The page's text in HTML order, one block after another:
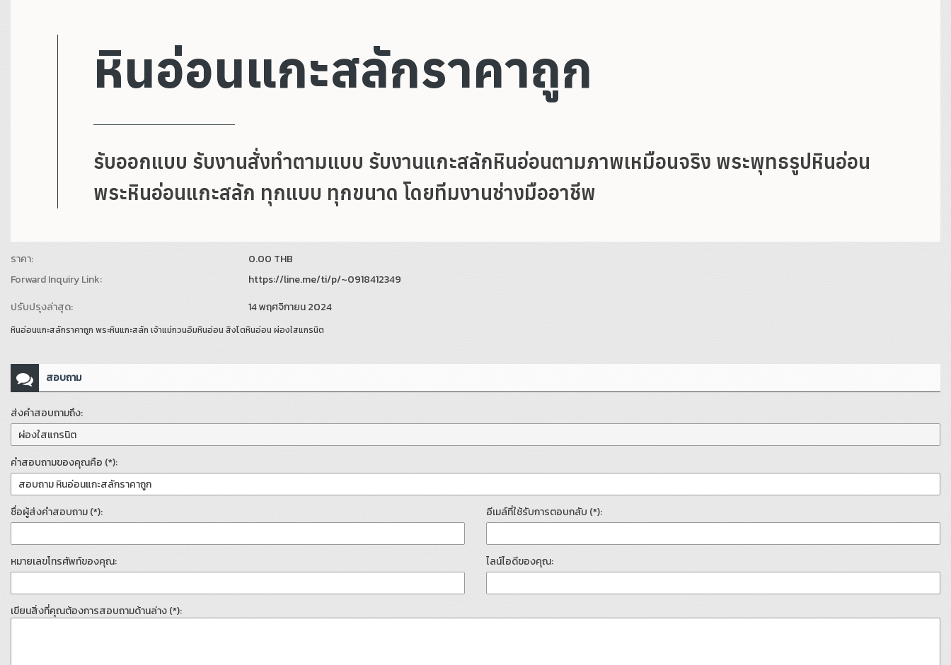
หินอ่อนแกะสลักราคาถูก
รับออกแบบ รับงานสั่งทำตามแบบ รับงานแกะสลักหินอ่อนตามภาพเหมือนจริง พระพุทธรูปหินอ่อน
พระหินอ่อนแกะสลัก ทุกแบบ ทุกขนาด โดยทีมงานช่างมืออาชีพ
ราคา:
0.00 THB
Forward Inquiry Link:
https://line.me/ti/p/~0918412349
ปรับปรุงล่าสุด:
14 พฤศจิกายน 2024
หินอ่อนแกะสลักราคาถูก พระหินแกะสลัก เจ้าแม่กวนอิมหินอ่อน สิงโตหินอ่อน ผ่องใสแกรนิต
สอบถาม
ส่งคำสอบถามถึง:
คำสอบถามของคุณคือ (*):
ชื่อผู้ส่งคำสอบถาม (*): อีเมล์ที่ใช้รับการตอบกลับ (*):
หมายเลขโทรศัพท์ของคุณ: ไลน์ไอดีของคุณ:
เขียนสิ่งที่คุณต้องการสอบถามด้านล่าง (*):